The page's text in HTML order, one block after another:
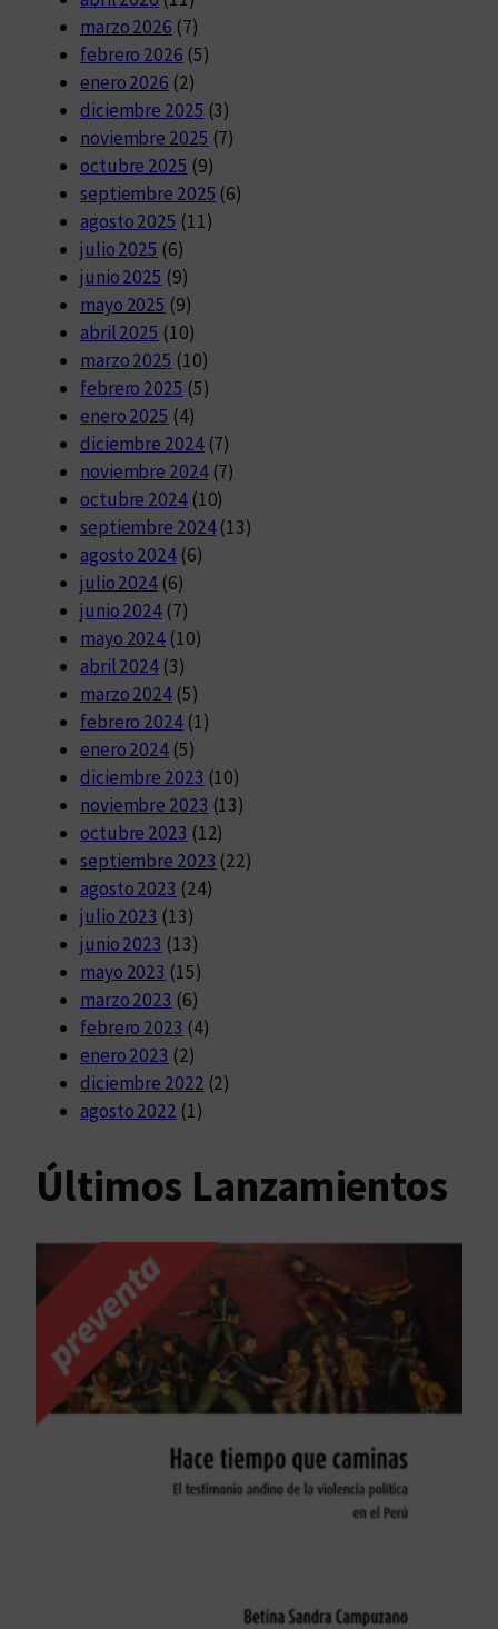
marzo 2026 (7)
febrero 2026 (5)
enero 2026 (2)
diciembre 2025 (3)
noviembre 2025 (7)
octubre 2025 (9)
septiembre 2025 (6)
agosto 2025 (11)
julio 2025 (6)
junio 2025 (9)
mayo 2025 (9)
abril 2025 (10)
marzo 2025 (10)
febrero 2025 (5)
enero 2025 (4)
diciembre 2024(7)
noviembre 2024(7)
octubre 2024(10)
septiembre 2024(13)
agosto 2024(6)
julio 2024 (6)
junio 2024 (7)
mayo 2024 (10)
abril 2024 (3)
marzo 2024 (5)
febrero 2024(1)
enero 2024 (5)
diciembre 2023 (10)
noviembre 2023 (13)
octubre 2023 (12)
septiembre 2023 (22)
agosto 2023 (24)
julio 2023 (13)
junio 2023 (13)
mayo 2023 (15)
marzo 2023 (6)
febrero 2023 (4)
enero 2023 (2)
diciembre 2022 (2)
agosto 2022 (1)
Últimos Lanzamientos